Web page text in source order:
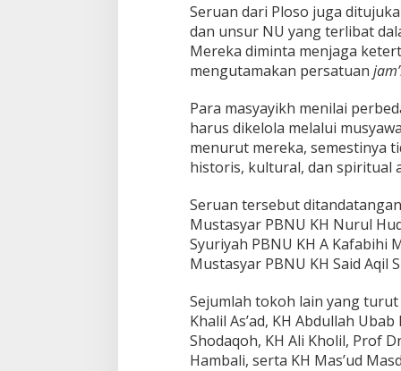
Seruan dari Ploso juga
dan unsur NU yang terlibat
Mereka diminta menjaga
mengutamakan persatuan
Para masyayikh menilai
harus dikelola melalui
menurut mereka, semestinya
historis, kultural, dan spiritual
Seruan tersebut
Mustasyar PBNU KH Nurul
Syuriyah PBNU KH A Kafabihi
Mustasyar PBNU KH Said Aqil
Sejumlah tokoh lain yang
Khalil As’ad, KH Abdullah
Shodaqoh, KH Ali Kholil, Prof
Hambali, serta KH Mas’ud